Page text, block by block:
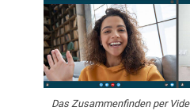
Das Zusammenfinden per